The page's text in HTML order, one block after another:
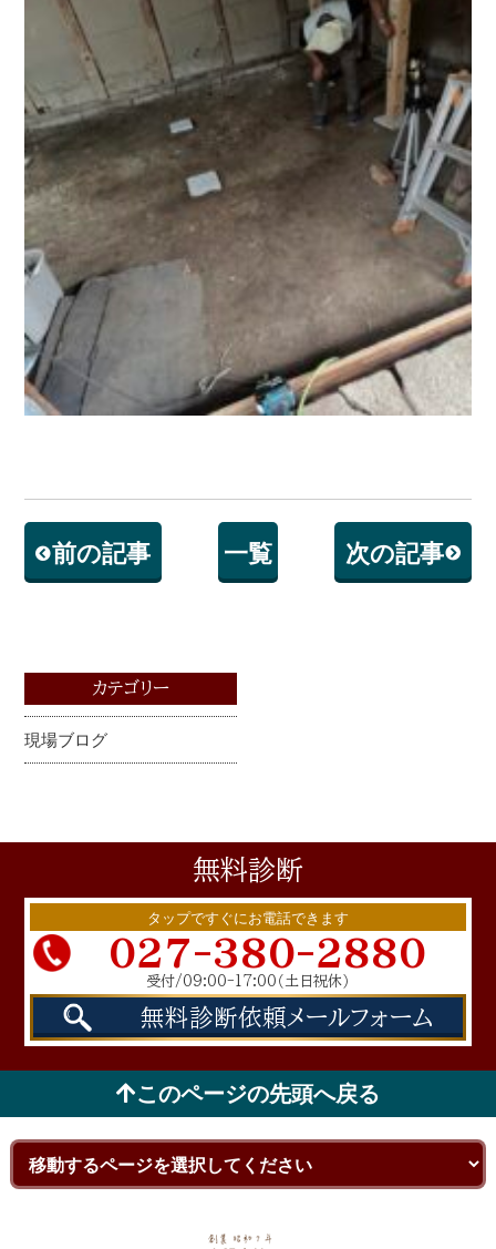
前の記事 一覧 次の記事
カテゴリー
現場ブログ
無料診断
タップですぐにお電話できます
027-380-2880
受付/09:00-17:00 （土日祝休）
無料診断依頼メールフォーム
このページの先頭へ戻る